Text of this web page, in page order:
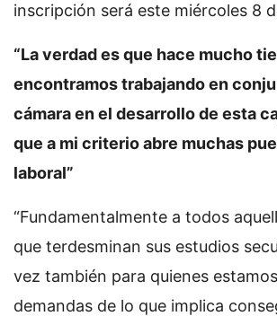
inscripción será este miércoles 8
“La verdad es que hace mucho
encontramos trabajando en
cámara en el desarrollo de esta
que a mi criterio abre muchas
laboral”
“Fundamentalmente a todos
que terdesminan sus estudios
vez también para quienes
demandas de lo que implica